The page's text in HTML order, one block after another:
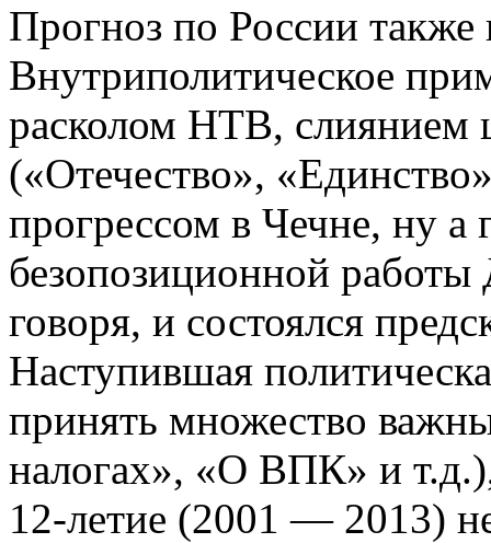
Прогноз по России
Внутриполитическое
расколом НТВ, слиянием
(«Отечество»,
прогрессом в Чечне, ну а
безопозиционной
говоря, и состоялся
Наступившая
принять множество
налогах», «О ВПК» и
12-летие (2001 — 2013)